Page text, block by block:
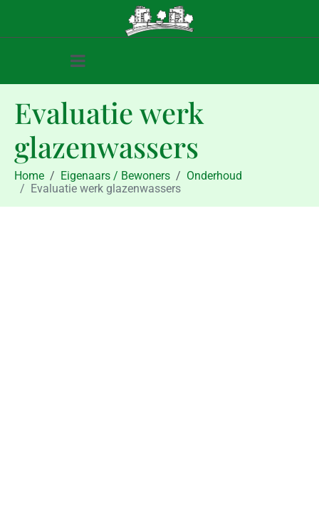
Evaluatie werk
glazenwassers
Home Eigenaars / Bewoners
Onderhoud
Evaluatie werk glazenwassers